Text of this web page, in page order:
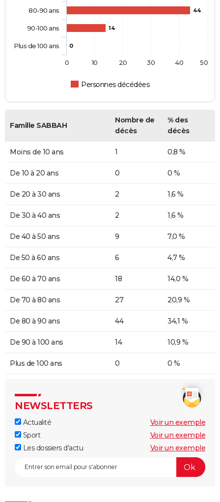
44
14
0
Personnes décédées
80-90 ans
90-100 ans
Plus de 100 ans
0 10 20 30 40 50
Famille SABBAH
Nombre de
décès
% des
décès
Moins de 10 ans 1 0,8 %
De 10 à 20 ans 0 0 %
De 20 à 30 ans 2 1,6 %
De 30 à 40 ans 2 1,6 %
De 40 à 50 ans 9 7,0 %
De 50 à 60 ans 6 4,7 %
De 60 à 70 ans 18 14,0 %
De 70 à 80 ans 27 20,9 %
De 80 à 90 ans 44 34,1 %
De 90 à 100 ans 14 10,9 %
Plus de 100 ans 0 0 %
NEWSLETTERS
Actualité
Voir un exemple
Sport
Voir un exemple
Les dossiers d'actu
Voir un exemple